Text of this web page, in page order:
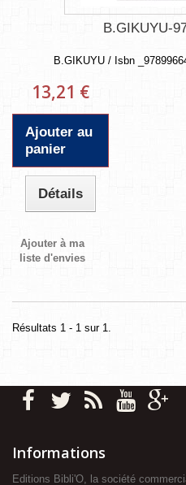
B.GIKUYU-
B.GIKUYU / Isbn
13,21 €
Ajouter au
panier
Détails
Ajouter à ma
liste d'envies
Résultats 1 - 1 sur 1.
Informations
Editions Bibli'O, la société